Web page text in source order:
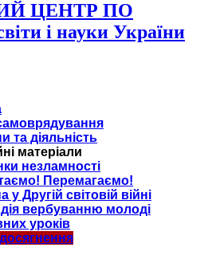
ЦЕНТР ПО
і науки України
та діяльність
матеріали
незламності
Перемагаємо!
у Другій світовій війні
вербуванню молоді
уроків